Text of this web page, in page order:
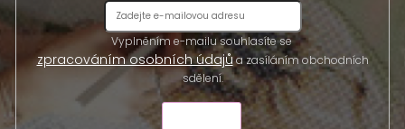
Vyplněním e-mailu souhlasíte se
zpracováním osobních údajůa zasíláním obchodních
sdělení.